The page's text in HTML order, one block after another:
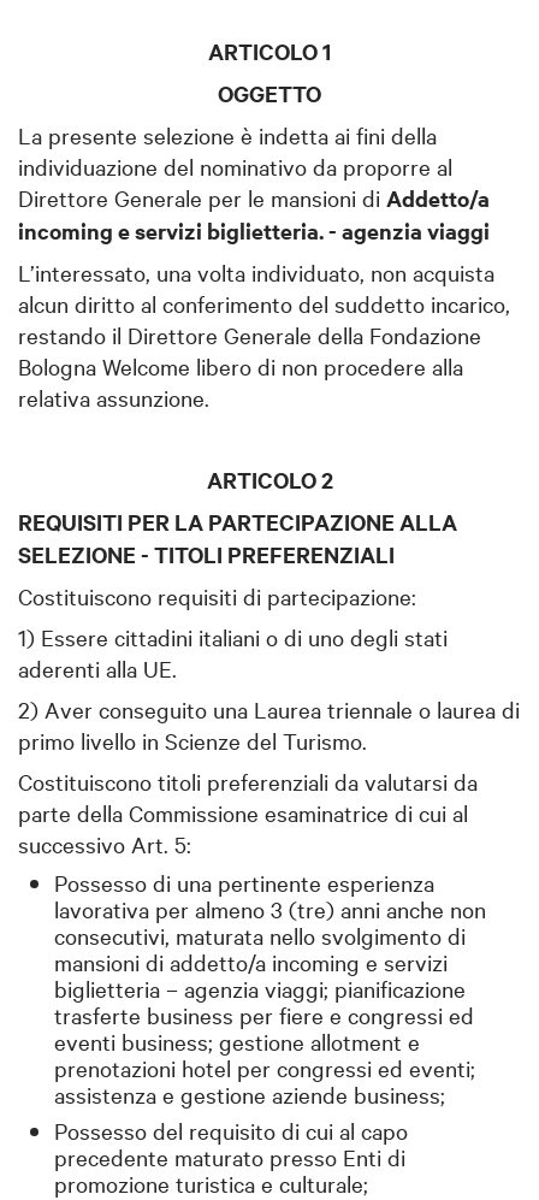
ARTICOLO 1
OGGETTO
La presente selezione è indetta ai fini della
individuazione del nominativo da proporre al
Direttore Generale per le mansioni di Addetto/a
incoming e servizi biglietteria. - agenzia viaggi
L’interessato, una volta individuato, non acquista
alcun diritto al conferimento del suddetto incarico,
restando il Direttore Generale della Fondazione
Bologna Welcome libero di non procedere alla
relativa assunzione.
ARTICOLO 2
REQUISITI PER LA PARTECIPAZIONE ALLA
SELEZIONE - TITOLI PREFERENZIALI
Costituiscono requisiti di partecipazione:
1) Essere cittadini italiani o di uno degli stati
aderenti alla UE.
2) Aver conseguito una Laurea triennale o laurea di
primo livello in Scienze del Turismo.
Costituiscono titoli preferenziali da valutarsi da
parte della Commissione esaminatrice di cui al
successivo Art. 5:
Possesso di una pertinente esperienza
lavorativa per almeno 3 (tre) anni anche non
consecutivi, maturata nello svolgimento di
mansioni di addetto/a incoming e servizi
biglietteria – agenzia viaggi; pianificazione
trasferte business per fiere e congressi ed
eventi business; gestione allotment e
prenotazioni hotel per congressi ed eventi;
assistenza e gestione aziende business;
Possesso del requisito di cui al capo
precedente maturato presso Enti di
promozione turistica e culturale;